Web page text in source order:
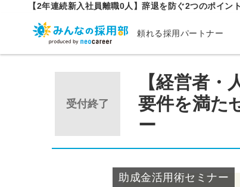
【2年連続新入社員離職0人】辞退を防ぐ2つのポイント
頼れる採用パートナー
受付終了
【経営者・
要件を満た
ー
助成金活用術セミナー